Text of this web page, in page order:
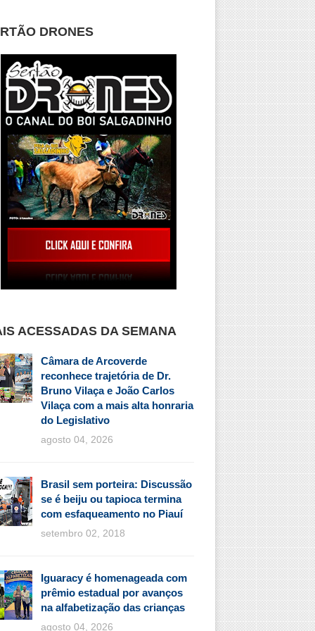
DRONES
ACESSADAS DA SEMANA
Câmara de Arcoverde
reconhece trajetória de Dr.
Bruno Vilaça e João Carlos
Vilaça com a mais alta honraria
do Legislativo
agosto 04, 2026
Brasil sem porteira: Discussão
se é beiju ou tapioca termina
com esfaqueamento no Piauí
setembro 02, 2018
Iguaracy é homenageada com
prêmio estadual por avanços
na alfabetização das crianças
agosto 04, 2026